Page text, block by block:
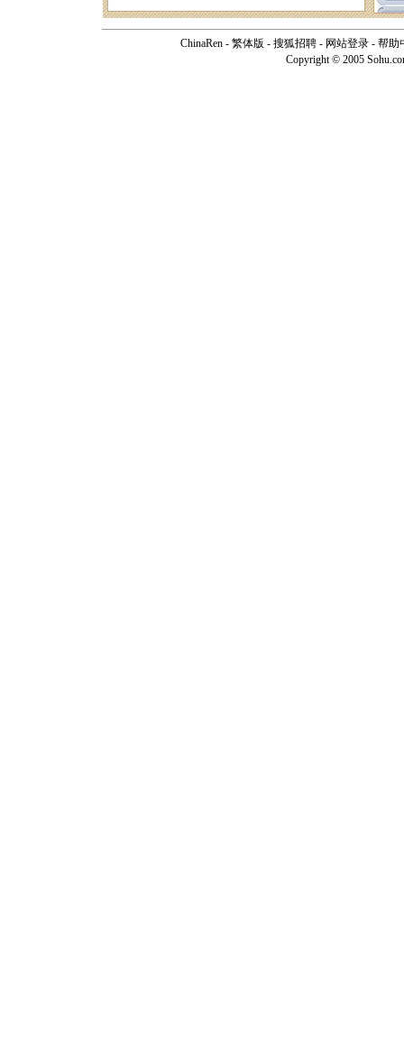
ChinaRen - 繁体版 - 搜狐招聘 - 网站登录 - 帮助
Copyright © 2005